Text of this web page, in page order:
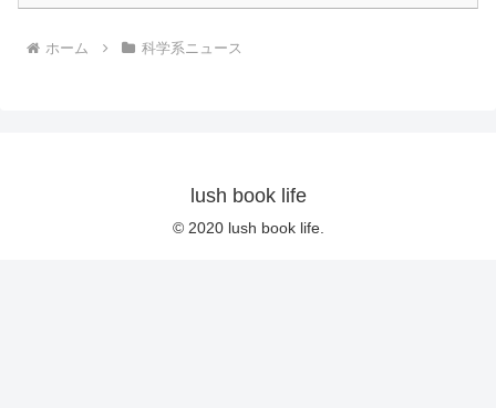
ホーム 科学系ニュース
lush book life
© 2020 lush book life.